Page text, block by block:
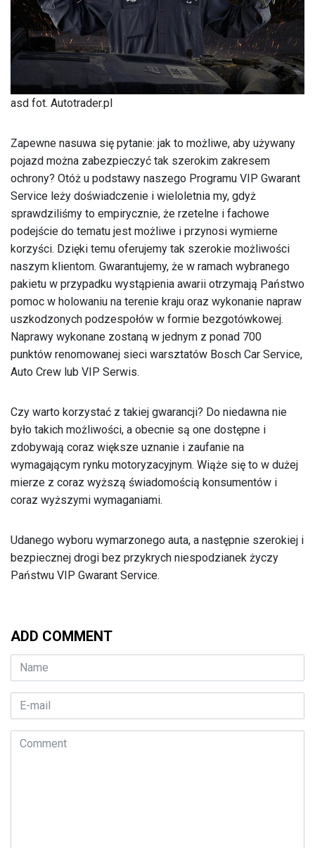
asd fot. Autotrader.pl
Zapewne nasuwa się pytanie: jak to możliwe, aby używany
pojazd można zabezpieczyć tak szerokim zakresem
ochrony? Otóż u podstawy naszego Programu VIP Gwarant
Service leży doświadczenie i wieloletnia my, gdyż
sprawdziliśmy to empirycznie, że rzetelne i fachowe
podejście do tematu jest możliwe i przynosi wymierne
korzyści. Dzięki temu oferujemy tak szerokie możliwości
naszym klientom. Gwarantujemy, że w ramach wybranego
pakietu w przypadku wystąpienia awarii otrzymają Państwo
pomoc w holowaniu na terenie kraju oraz wykonanie napraw
uszkodzonych podzespołów w formie bezgotówkowej.
Naprawy wykonane zostaną w jednym z ponad 700
punktów renomowanej sieci warsztatów Bosch Car Service,
Auto Crew lub VIP Serwis.
Czy warto korzystać z takiej gwarancji? Do niedawna nie
było takich możliwości, a obecnie są one dostępne i
zdobywają coraz większe uznanie i zaufanie na
wymagającym rynku motoryzacyjnym. Wiąże się to w dużej
mierze z coraz wyższą świadomością konsumentów i
coraz wyższymi wymaganiami.
Udanego wyboru wymarzonego auta, a następnie szerokiej i
bezpiecznej drogi bez przykrych niespodzianek życzy
Państwu VIP Gwarant Service.
ADD COMMENT